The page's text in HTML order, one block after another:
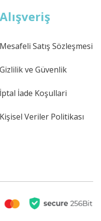
Alışveriş
Mesafeli Satış Sözleşmesi
Gizlilik ve Güvenlik
İptal İade Koşullari
Kişisel Veriler Politikası